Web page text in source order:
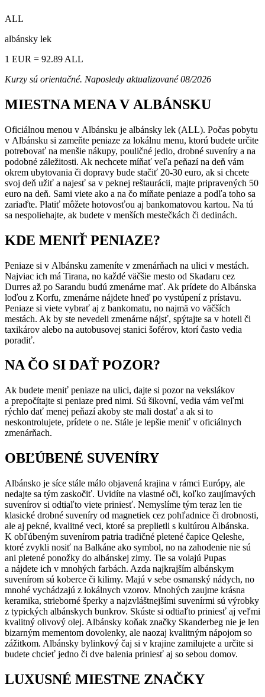
ALL
albánsky lek
1 EUR = 92.89 ALL
Kurzy sú orientačné. Naposledy aktualizované 08/2026
MIESTNA MENA V ALBÁNSKU
Oficiálnou menou v Albánsku je albánsky lek (ALL). Počas pobytu
v Albánsku si zameňte peniaze za lokálnu menu, ktorú budete určite
potrebovať na menšie nákupy, pouličné jedlo, drobné suveníry a na
podobné záležitosti. Ak nechcete míňať veľa peňazí na deň vám
okrem ubytovania či dopravy bude stačiť 20-30 euro, ak si chcete
svoj deň užiť a najesť sa v peknej reštaurácii, majte pripravených 50
euro na deň. Sami viete ako a na čo míňate peniaze a podľa toho sa
zariaďte. Platiť môžete hotovosťou aj bankomatovou kartou. Na tú
sa nespoliehajte, ak budete v menších mestečkách či dedinách.
KDE MENIŤ PENIAZE?
Peniaze si v Albánsku zameníte v zmenárňach na ulici v mestách.
Najviac ich má Tirana, no každé väčšie mesto od Skadaru cez
Durres až po Sarandu budú zmenárne mať. Ak prídete do Albánska
loďou z Korfu, zmenárne nájdete hneď po vystúpení z prístavu.
Peniaze si viete vybrať aj z bankomatu, no najmä vo väčších
mestách. Ak by ste nevedeli zmenárne nájsť, spýtajte sa v hoteli či
taxikárov alebo na autobusovej stanici šoférov, ktorí často vedia
poradiť.
NA ČO SI DAŤ POZOR?
Ak budete meniť peniaze na ulici, dajte si pozor na vekslákov
a prepočítajte si peniaze pred nimi. Sú šikovní, vedia vám veľmi
rýchlo dať menej peňazí akoby ste mali dostať a ak si to
neskontrolujete, prídete o ne. Stále je lepšie meniť v oficiálnych
zmenárňach.
OBĽÚBENÉ SUVENÍRY
Albánsko je síce stále málo objavená krajina v rámci Európy, ale
nedajte sa tým zaskočiť. Uvidíte na vlastné oči, koľko zaujímavých
suvenírov si odtiaľto viete priniesť. Nemyslíme tým teraz len tie
klasické drobné suveníry od magnetiek cez pohľadnice či drobnosti,
ale aj pekné, kvalitné veci, ktoré sa preplietli s kultúrou Albánska.
K obľúbeným suvenírom patria tradičné pletené čapice Qeleshe,
ktoré zvykli nosiť na Balkáne ako symbol, no na zahodenie nie sú
ani pletené ponožky do albánskej zimy. Tie sa volajú Pupas
a nájdete ich v mnohých farbách. Azda najkrajším albánskym
suvenírom sú koberce či kilimy. Majú v sebe osmanský nádych, no
mnohé vychádzajú z lokálnych vzorov. Mnohých zaujme krásna
keramika, strieborné šperky a najzvláštnejšími suvenírmi sú výrobky
z typických albánskych bunkrov. Skúste si odtiaľto priniesť aj veľmi
kvalitný olivový olej. Albánsky koňak značky Skanderbeg nie je len
bizarným mementom dovolenky, ale naozaj kvalitným nápojom so
zážitkom. Albánsky bylinkový čaj si v krajine zamilujete a určite si
budete chcieť jedno či dve balenia priniesť aj so sebou domov.
LUXUSNÉ MIESTNE ZNAČKY